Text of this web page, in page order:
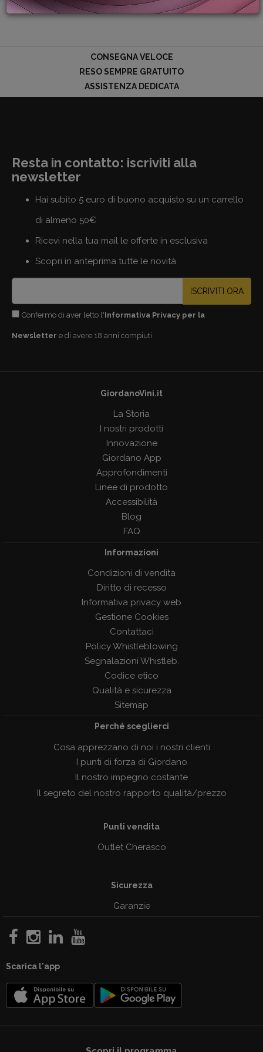
GIFT
CONSEGNA VELOCE
RESO SEMPRE GRATUITO
ASSISTENZA DEDICATA
Resta in contatto: iscriviti alla
newsletter
Hai subito 5 euro di buono acquisto su un carrello
di almeno 50€
Ricevi nella tua mail le offerte in esclusiva
Scopri in anteprima tutte le novità
ISCRIVITI ORA
Confermo di aver letto l'Informativa Privacy per la
Newsletter e di avere 18 anni compiuti
GiordanoVini.it
La Storia
I nostri prodotti
Innovazione
Giordano App
Approfondimenti
Linee di prodotto
Accessibilità
Blog
FAQ
Informazioni
Condizioni di vendita
Diritto di recesso
Informativa privacy web
Gestione Cookies
Contattaci
Policy Whistleblowing
Segnalazioni Whistleb.
Codice etico
Qualità e sicurezza
Sitemap
Perché sceglierci
Cosa apprezzano di noi i nostri clienti
I punti di forza di Giordano
Il nostro impegno costante
Il segreto del nostro rapporto qualità/prezzo
Punti vendita
Outlet Cherasco
Sicurezza
Garanzie
Scarica l'app